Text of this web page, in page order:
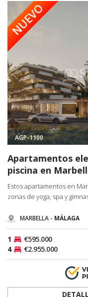
NUEVO
AGP-1100
Apartamentos
piscina en
Estos apartamentos en
zonas de yoga, spa y
MARBELLA - MÁLAGA
1 €595.000
4
€2.955.000